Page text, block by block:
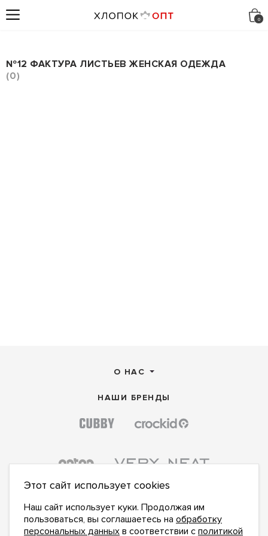
№12 ФАКТУРА ЛИСТЬЕВ ЖЕНСКАЯ ОДЕЖДА
0
О НАС
НАШИ БРЕНДЫ
Этот сайт использует cookies
Наш сайт использует куки. Продолжая им
пользоваться, вы соглашаетесь на обработку
персональных данных в соответствии с политикой